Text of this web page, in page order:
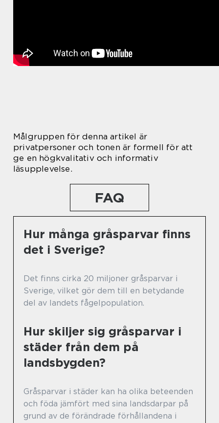
Målgruppen för denna artikel är
privatpersoner och tonen är formell för att
ge en högkvalitativ och informativ
läsupplevelse.
FAQ
Hur många gråsparvar finns
det i Sverige?
Det finns cirka 20 miljoner gråsparvar i
Sverige, vilket gör dem till en betydande
del av landets fågelpopulation.
Hur skiljer sig gråsparvar i
städer från dem på
landsbygden?
Gråsparvar i städer kan ha olika beteenden
och föda jämfört med sina landsdarpar på
grund av de förändrade förhållandena i